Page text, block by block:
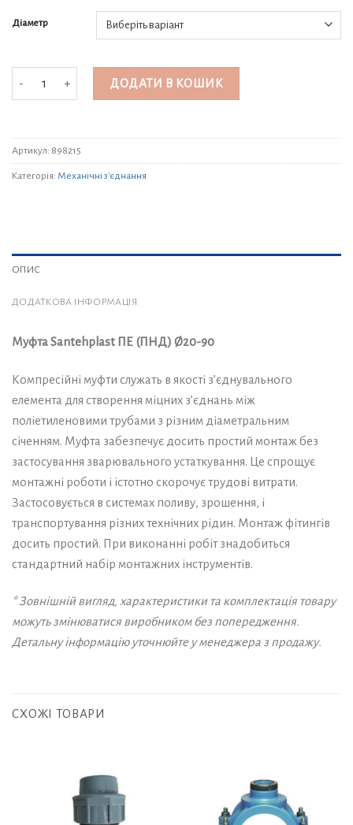
Діаметр
Муфта Santehplast ПЕ (ПНД) Ø20-90 кількість
ДОДАТИ В КОШИК
Артикул: 898215
Категорія: Механічні з'єднання
ОПИС
ДОДАТКОВА ІНФОРМАЦІЯ
Муфта Santehplast ПЕ (ПНД) Ø20-90
Компресійні муфти служать в якості з’єднувального
елемента для створення міцних з’єднань між
поліетиленовими трубами з різним діаметральним
січенням. Муфта забезпечує досить простий монтаж без
застосування зварювального устаткування. Це спрощує
монтажні роботи і істотно скорочує трудові витрати.
Застосовується в системах поливу, зрошення, і
транспортування різних технічних рідин. Монтаж фітингів
досить простий. При виконанні робіт знадобиться
стандартний набір монтажних інструментів.
* Зовнішній вигляд, характеристики та комплектація товару
можуть змінюватися виробником без попередження.
Детальну інформацію уточнюйте у менеджера з продажу.
СХОЖІ ТОВАРИ